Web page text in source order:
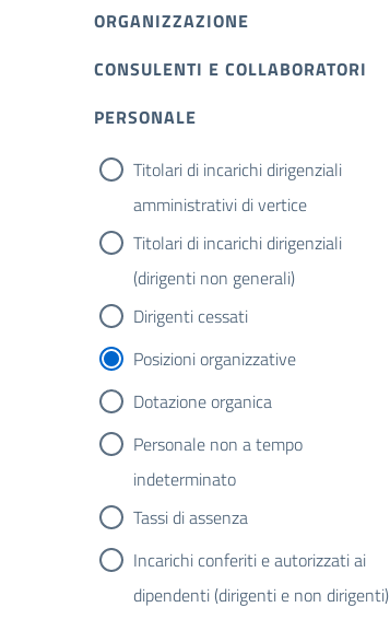
ORGANIZZAZIONE
CONSULENTI E COLLABORATORI
PERSONALE
Titolari di incarichi dirigenziali
amministrativi di vertice
Titolari di incarichi dirigenziali
(dirigenti non generali)
Dirigenti cessati
Posizioni organizzative
Dotazione organica
Personale non a tempo
indeterminato
Tassi di assenza
Incarichi conferiti e autorizzati ai
dipendenti (dirigenti e non dirigenti)